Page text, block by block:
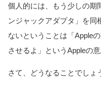
個人的には、もう少しの期
ンジャックアダプタ」を同
ないということは「Apple
させるよ」というAppleの
さて、どうなることでしょ